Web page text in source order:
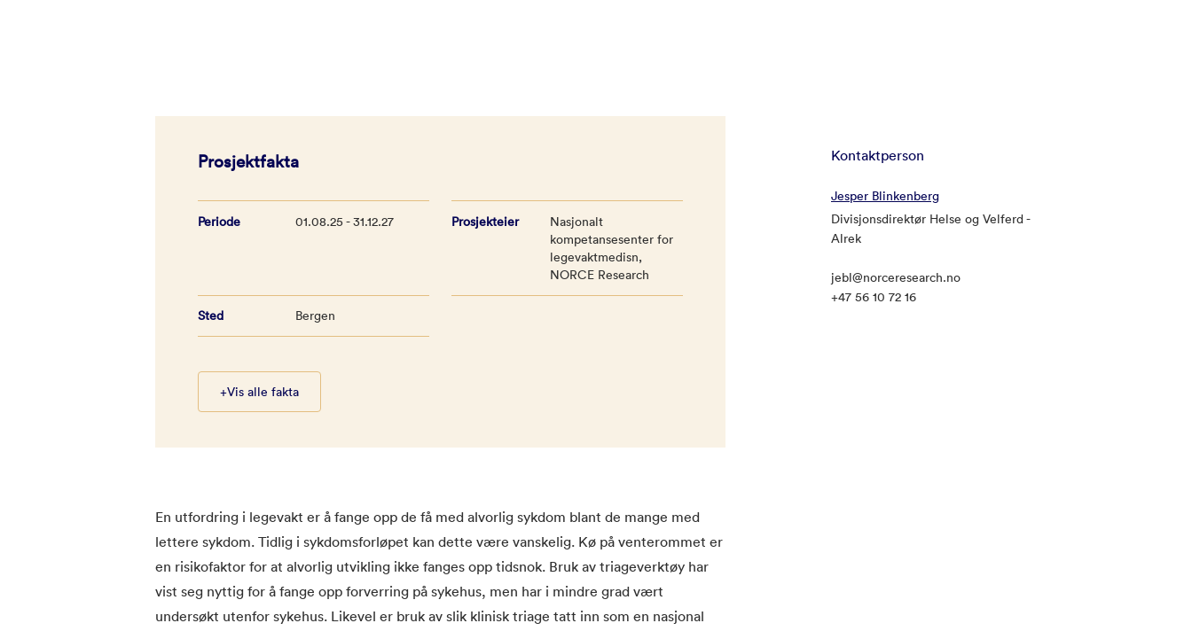
Prosjektfakta
Periode 01.08.25 - 31.12.27
Sted Bergen
Prosjekteier
Nasjonalt
kompetansesenter for
legevaktmedisn,
NORCE Research
+Vis alle fakta
En utfordring i legevakt er å fange opp de få med alvorlig sykdom blant de mange med
lettere sykdom. Tidlig i sykdomsforløpet kan dette være vanskelig. Kø på venterommet er
en risikofaktor for at alvorlig utvikling ikke fanges opp tidsnok. Bruk av triageverktøy har
vist seg nyttig for å fange opp forverring på sykehus, men har i mindre grad vært
undersøkt utenfor sykehus. Likevel er bruk av slik klinisk triage tatt inn som en nasjonal
Kontaktperson
Jesper Blinkenberg
Divisjonsdirektør Helse og Velferd -
Alrek
jebl@norceresearch.no
+47 56 10 72 16